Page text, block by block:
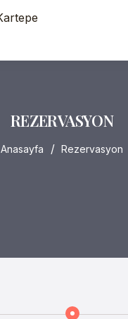
REZERVASYON
Anasayfa Rezervasyon